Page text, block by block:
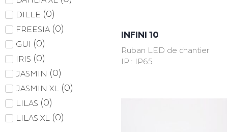
DILLE (0)
FREESIA (0)
GUI (0)
IRIS (0)
JASMIN (0)
JASMIN XL (0)
LILAS (0)
LILAS XL (0)
INFINI 10
Ruban LED de chantier
IP : IP65